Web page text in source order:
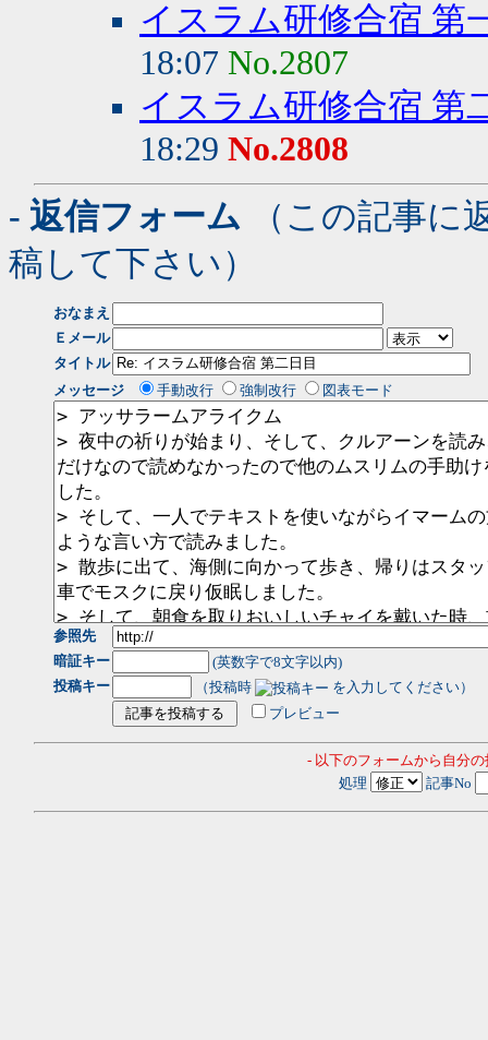
イスラム研修合宿 第
18:07 No.2807
イスラム研修合宿 第
18:29 No.2808
- 返信フォーム （この記事に
稿して下さい）
おなまえ
Ｅメール
タイトル
メッセージ
手動改行 強制改行 図表モード
参照先
暗証キー
(英数字で8文字以内)
投稿キー
（投稿時
を入力してください）
プレビュー
- 以下のフォームから自分
処理
記事No